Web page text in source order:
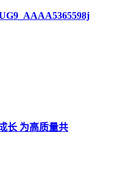
长 为高质量共